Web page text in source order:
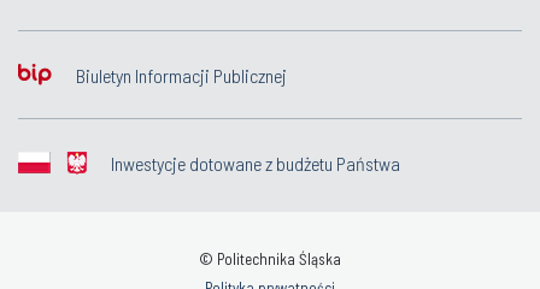
Biuletyn Informacji Publicznej
Inwestycje dotowane z budżetu Państwa
© Politechnika Śląska